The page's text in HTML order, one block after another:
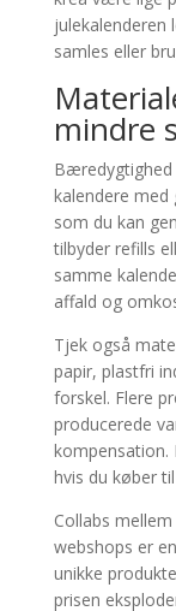
julekalenderen
samles eller
mindre
kalendere
som du kan
tilbyder refills
samme
affald og
Tjek også
papir, plastfri
forskel. Flere
producerede
hvis du køber
Collabs
webshops er
unikke
prisen